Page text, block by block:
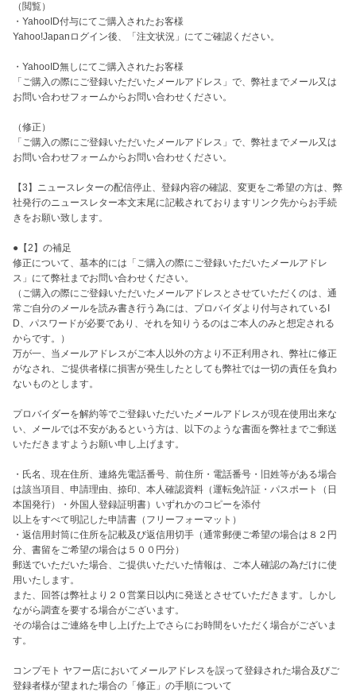
（閲覧）
・YahooID付与にてご購入されたお客様
Yahoo!Japanログイン後、「注文状況」にてご確認ください。
・YahooID無しにてご購入されたお客様
「ご購入の際にご登録いただいたメールアドレス」で、弊社までメール又は
お問い合わせフォームからお問い合わせください。
（修正）
「ご購入の際にご登録いただいたメールアドレス」で、弊社までメール又は
お問い合わせフォームからお問い合わせください。
【3】ニュースレターの配信停止、登録内容の確認、変更をご希望の方は、弊
社発行のニュースレター本文末尾に記載されておりますリンク先からお手続
きをお願い致します。
●【2】の補足
修正について、基本的には「ご購入の際にご登録いただいたメールアドレ
ス」にて弊社までお問い合わせください。
（ご購入の際にご登録いただいたメールアドレスとさせていただくのは、通
常ご自分のメールを読み書き行う為には、プロバイダより付与されているI
D、パスワードが必要であり、それを知りうるのはご本人のみと想定される
からです。）
万が一、当メールアドレスがご本人以外の方より不正利用され、弊社に修正
がなされ、ご提供者様に損害が発生したとしても弊社では一切の責任を負わ
ないものとします。
プロバイダーを解約等でご登録いただいたメールアドレスが現在使用出来な
い、メールでは不安があるという方は、以下のような書面を弊社までご郵送
いただきますようお願い申し上げます。
・氏名、現在住所、連絡先電話番号、前住所・電話番号・旧姓等がある場合
は該当項目、申請理由、捺印、本人確認資料（運転免許証・パスポート（日
本国発行）・外国人登録証明書）いずれかのコピーを添付
以上をすべて明記した申請書（フリーフォーマット）
・返信用封筒に住所を記載及び返信用切手（通常郵便ご希望の場合は８２円
分、書留をご希望の場合は５００円分）
郵送でいただいた場合、ご提供いただいた情報は、ご本人確認の為だけに使
用いたします。
また、回答は弊社より２０営業日以内に発送とさせていただきます。しかし
ながら調査を要する場合がございます。
その場合はご連絡を申し上げた上でさらにお時間をいただく場合がございま
す。
コンプモト ヤフー店においてメールアドレスを誤って登録された場合及びご
登録者様が望まれた場合の「修正」の手順について